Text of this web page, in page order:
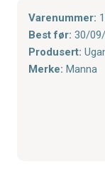
Varenummer:
Best før: 30/
Produsert:
Merke: Manna